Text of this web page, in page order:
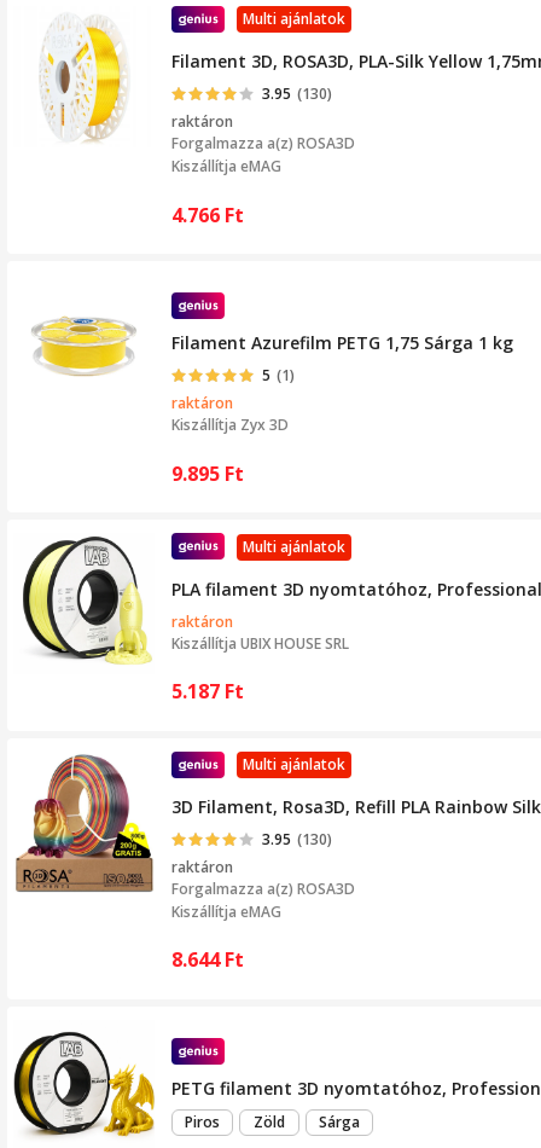
Multi ajánlatok
Filament 3D, ROSA3D, PLA-Silk Yellow
3.95 (130)
raktáron
Forgalmazza a(z) ROSA3D
Kiszállítja eMAG
4.766 Ft
Filament Azurefilm PETG 1,75 Sárga 1 kg
5 (1)
raktáron
Kiszállítja Zyx 3D
9.895 Ft
Multi ajánlatok
PLA filament 3D nyomtatóhoz,
raktáron
Kiszállítja UBIX HOUSE SRL
5.187 Ft
Multi ajánlatok
3D Filament, Rosa3D, Refill PLA Rainbow
3.95 (130)
raktáron
Forgalmazza a(z) ROSA3D
Kiszállítja eMAG
8.644Ft
PETG filament 3D nyomtatóhoz,
Piros Zöld Sárga